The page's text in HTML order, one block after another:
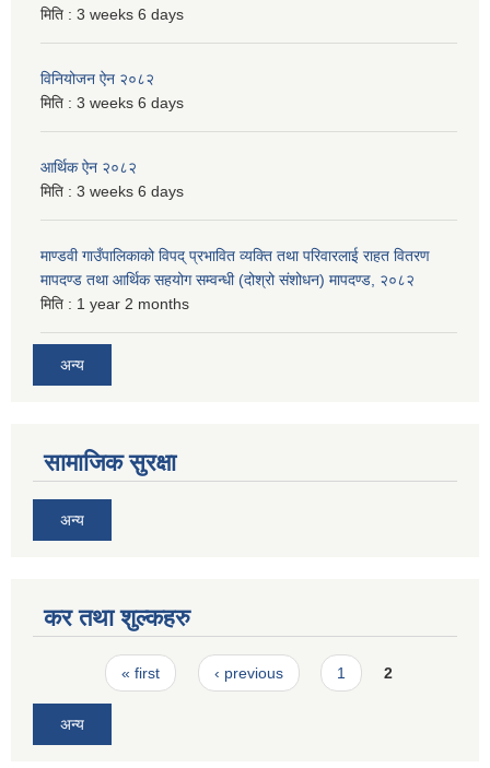
मिति : 3 weeks 6 days
विनियोजन ऐन २०८२
मिति : 3 weeks 6 days
आर्थिक ऐन २०८२
मिति : 3 weeks 6 days
माण्डवी गाउँपालिकाको विपद् प्रभावित व्यक्ति तथा परिवारलाई राहत वितरण
मापदण्ड तथा आर्थिक सहयोग सम्वन्धी (दोश्रो संशोधन) मापदण्ड, २०८२
मिति : 1 year 2 months
अन्य
सामाजिक सुरक्षा
अन्य
कर तथा शुल्कहरु
Pages« first ‹ previous 1 2
अन्य